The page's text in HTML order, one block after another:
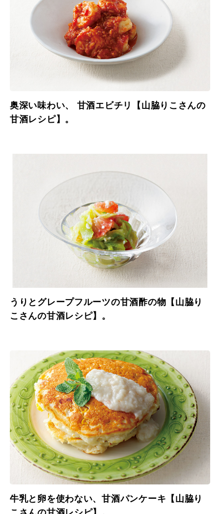
奥深い味わい、 甘酒エビチリ【山脇りこさんの
甘酒レシピ】。
うりとグレープフルーツの甘酒酢の物【山脇り
こさんの甘酒レシピ】。
牛乳と卵を使わない、甘酒パンケーキ【山脇り